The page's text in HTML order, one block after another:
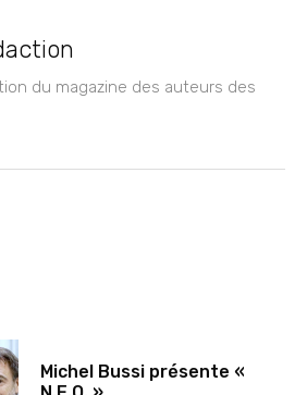
du magazine des auteurs des
Michel Bussi présente «